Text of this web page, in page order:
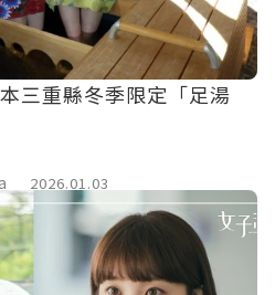
三重縣冬季限定「足湯
2026.01.03